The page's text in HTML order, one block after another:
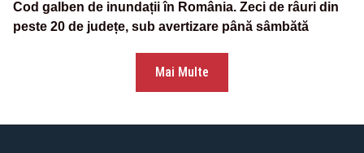
Cod galben de inundații în România. Zeci de râuri din
peste 20 de județe, sub avertizare până sâmbătă
Mai Multe